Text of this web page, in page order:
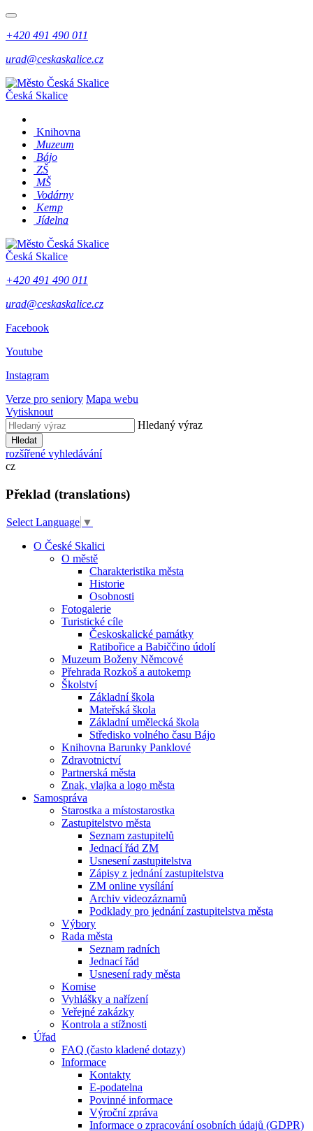
+420 491 490 011
urad@ceskaskalice.cz
Česká Skalice
Knihovna
Muzeum
Bájo
ZŠ
MŠ
Vodárny
Kemp
Jídelna
Česká Skalice
+420 491 490 011
urad@ceskaskalice.cz
Facebook
Youtube
Instagram
Verze pro seniory Mapa webu
Vytisknout
Hledaný výraz
Hledat
rozšířené vyhledávání
cz
Překlad (translations)
Select Language ▼
O České Skalici
O městě
Charakteristika města
Historie
Osobnosti
Fotogalerie
Turistické cíle
Českoskalické památky
Ratibořice a Babiččino údolí
Muzeum Boženy Němcové
Přehrada Rozkoš a autokemp
Školství
Základní škola
Mateřská škola
Základní umělecká škola
Středisko volného času Bájo
Knihovna Barunky Panklové
Zdravotnictví
Partnerská města
Znak, vlajka a logo města
Samospráva
Starostka a místostarostka
Zastupitelstvo města
Seznam zastupitelů
Jednací řád ZM
Usnesení zastupitelstva
Zápisy z jednání zastupitelstva
ZM online vysílání
Archiv videozáznamů
Podklady pro jednání zastupitelstva města
Výbory
Rada města
Seznam radních
Jednací řád
Usnesení rady města
Komise
Vyhlášky a nařízení
Veřejné zakázky
Kontrola a stížnosti
Úřad
FAQ (často kladené dotazy)
Informace
Kontakty
E-podatelna
Povinné informace
Výroční zpráva
Informace o zpracování osobních údajů (GDPR)